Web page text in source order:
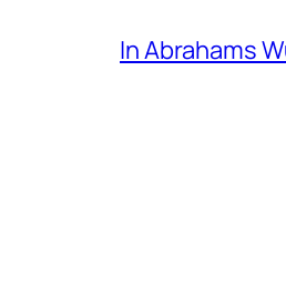
In Abrahams